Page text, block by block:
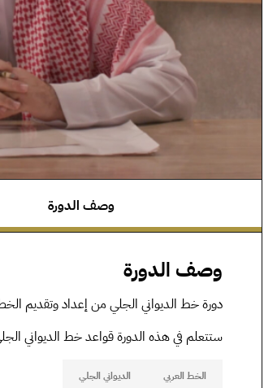
وصف الدورة
وصف الدورة
دورة خط الديواني الجلي من إعداد وتقديم
ستتعلم في هذه الدورة قواعد خط الديواني
الخط العربي الديواني الجلي